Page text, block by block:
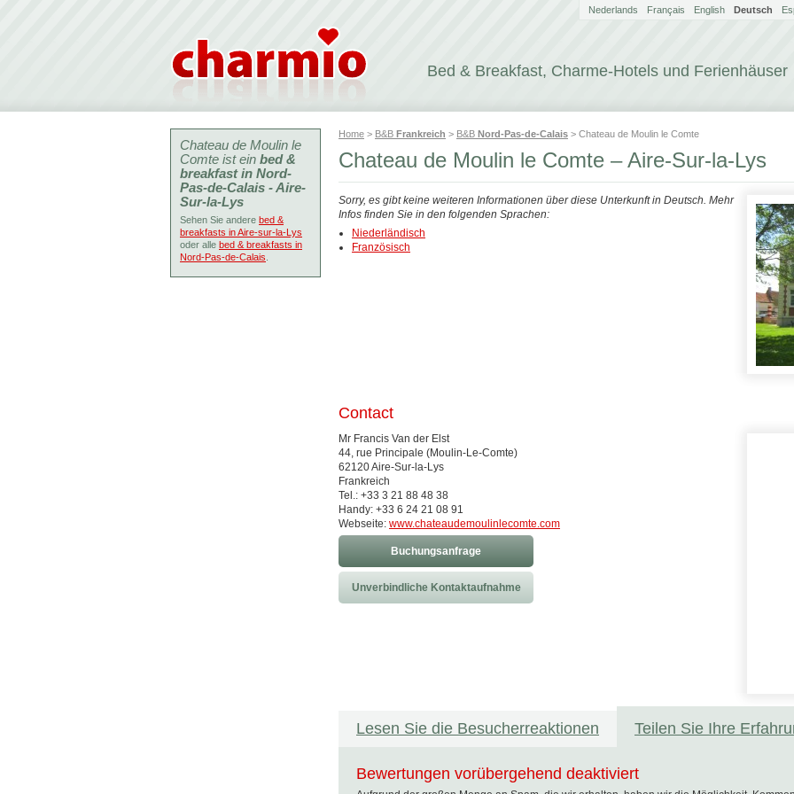
Bed & Breakfast, Charme-Hotels und Ferienhäuser
Nederlands Français English Deutsch
Home > B&B Frankreich > B&B Nord-Pas-de-Calais > Chateau de Moulin le Comte
Chateau de Moulin le Comte – Aire-Sur-la-Lys
Sorry, es gibt keine weiteren Informationen über diese Unterkunft in Deutsch. Mehr
Infos finden Sie in den folgenden Sprachen:
Niederländisch
Französisch
Contact
Mr Francis Van der Elst
44, rue Principale (Moulin-Le-Comte)
62120 Aire-Sur-la-Lys
Frankreich
Tel.: +33 3 21 88 48 38
Handy: +33 6 24 21 08 91
Webseite: www.chateaudemoulinlecomte.com
Buchungsanfrage
Unverbindliche Kontaktaufnahme
Lesen Sie die Besucherreaktionen Teilen Sie Ihre
Bewertungen vorübergehend deaktiviert
Chateau de Moulin le
Comte ist ein bed &
breakfast in Nord-
Pas-de-Calais - Aire-
Sur-la-Lys
Sehen Sie andere bed &
breakfasts in Aire-sur-la-Lys
oder alle bed & breakfasts in
Nord-Pas-de-Calais